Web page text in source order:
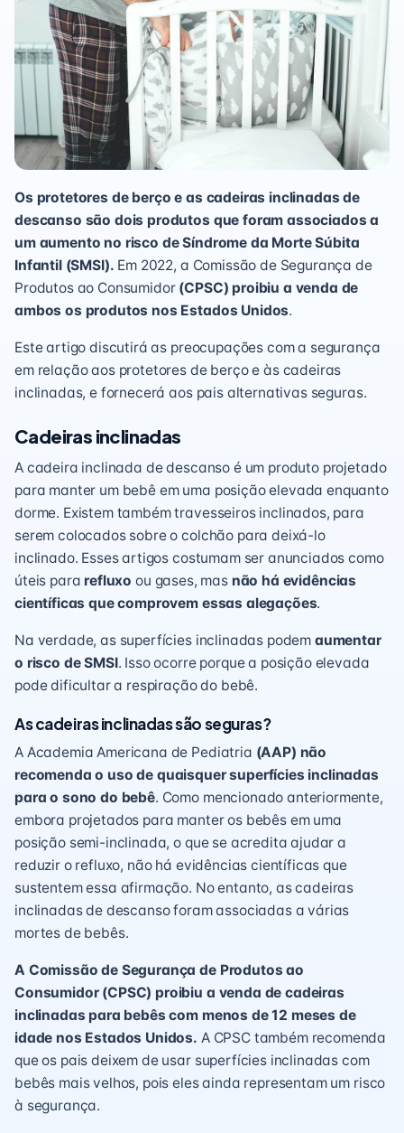
Os protetores de berço e as cadeiras inclinadas de
descanso são dois produtos que foram associados a
um aumento no risco de Síndrome da Morte Súbita
Infantil (SMSI). Em 2022, a Comissão de Segurança de
Produtos ao Consumidor (CPSC) proibiu a venda de
ambos os produtos nos Estados Unidos.
Este artigo discutirá as preocupações com a segurança
em relação aos protetores de berço e às cadeiras
inclinadas, e fornecerá aos pais alternativas seguras.
Cadeiras inclinadas
A cadeira inclinada de descanso é um produto projetado
para manter um bebê em uma posição elevada enquanto
dorme. Existem também travesseiros inclinados, para
serem colocados sobre o colchão para deixá-lo
inclinado. Esses artigos costumam ser anunciados como
úteis para refluxo ou gases, mas não há evidências
científicas que comprovem essas alegações.
Na verdade, as superfícies inclinadas podem aumentar
o risco de SMSI. Isso ocorre porque a posição elevada
pode dificultar a respiração do bebê.
As cadeiras inclinadas são seguras?
A Academia Americana de Pediatria (AAP) não
recomenda o uso de quaisquer superfícies inclinadas
para o sono do bebê. Como mencionado anteriormente,
embora projetados para manter os bebês em uma
posição semi-inclinada, o que se acredita ajudar a
reduzir o refluxo, não há evidências científicas que
sustentem essa afirmação. No entanto, as cadeiras
inclinadas de descanso foram associadas a várias
mortes de bebês.
A Comissão de Segurança de Produtos ao
Consumidor (CPSC) proibiu a venda de cadeiras
inclinadas para bebês com menos de 12 meses de
idade nos Estados Unidos. A CPSC também recomenda
que os pais deixem de usar superfícies inclinadas com
bebês mais velhos, pois eles ainda representam um risco
à segurança.